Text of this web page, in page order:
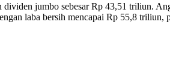
jumbo sebesar Rp 43,51 triliun.
laba bersih mencapai Rp 55,8